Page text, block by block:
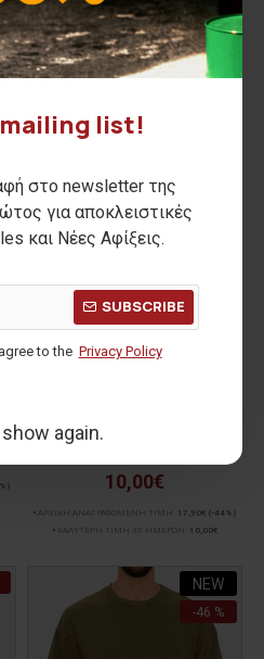
list!
στο newsletter της
για αποκλειστικές
και Νέες Αφίξεις.
SUBSCRIBE
to the Privacy Policy
again.
ΚΑΛΥΤΕΡΗ ΤΙΜΗ 30 ΗΜΕΡΩΝ:
-44 %
10,00€
ΑΡΧΙΚΗ ΑΝΑΓΡΑΦΟΜΕΝΗ ΤΙΜΗ: 17,90€ (-44%)
ΚΑΛΥΤΕΡΗ ΤΙΜΗ 30 ΗΜΕΡΩΝ:
10,00€
NEW
-46 %